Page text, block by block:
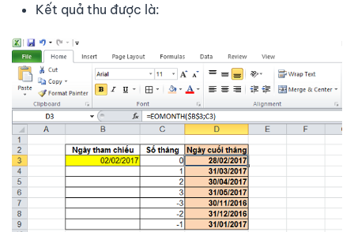
Kết quả thu được là: